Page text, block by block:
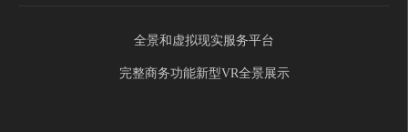
全景和虚拟现实服务平台
完整商务功能新型VR全景展示